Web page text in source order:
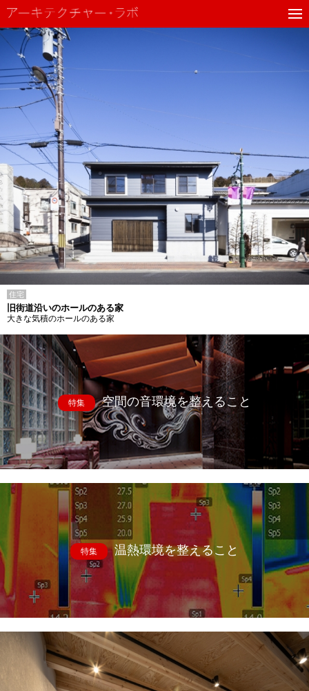
住宅
旧街道沿いのホールのある家
大きな気積のホールのある家
特集 空間の音環境を整えること
特集 温熱環境を整えること